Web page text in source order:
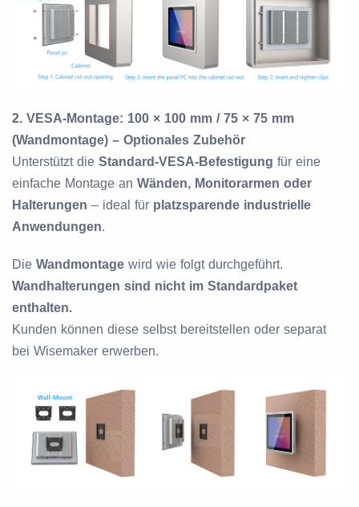
2. VESA-Montage: 100 × 100 mm / 75 × 75 mm
(Wandmontage) – Optionales Zubehör
Unterstützt die Standard-VESA-Befestigung für eine
einfache Montage an Wänden, Monitorarmen oder
Halterungen – ideal für platzsparende industrielle
Anwendungen.
Die Wandmontage wird wie folgt durchgeführt.
Wandhalterungen sind nicht im Standardpaket
enthalten.
Kunden können diese selbst bereitstellen oder separat
bei Wisemaker erwerben.